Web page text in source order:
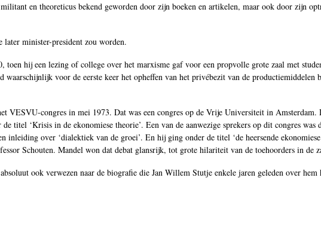
en theoreticus bekend geworden door zijn boeken en artikelen, maar ook door zijn
later minister-president zou worden.
hij een lezing of college over het marxisme gaf voor een propvolle grote zaal met
voor de eerste keer het opheffen van het privébezit van de productiemiddelen
VESVU-congres in mei 1973. Dat was een congres op de Vrije Universiteit in Amsterdam.
titel ‘Krisis in de ekonomiese theorie’. Een van de aanwezige sprekers op dit congres was
inleiding over ‘dialektiek van de groei’. En hij ging onder de titel ‘de heersende
Schouten. Mandel won dat debat glansrijk, tot grote hilariteit van de toehoorders in de
ook verwezen naar de biografie die Jan Willem Stutje enkele jaren geleden over hem